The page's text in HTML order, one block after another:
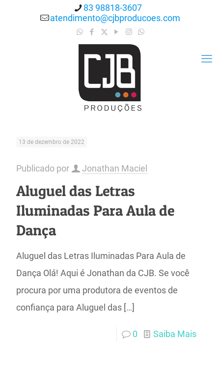
83 98818-3607
atendimento@cjbproducoes.com
13 de dezembro de 2022
Publicado por Jonathan Maciel
Aluguel das Letras
Iluminadas Para Aula de
Dança
Aluguel das Letras Iluminadas Para Aula de
Dança Olá! Aqui é Jonathan da CJB. Se você
procura por uma produtora de eventos de
confiança para Aluguel das […]
0 Saiba Mais